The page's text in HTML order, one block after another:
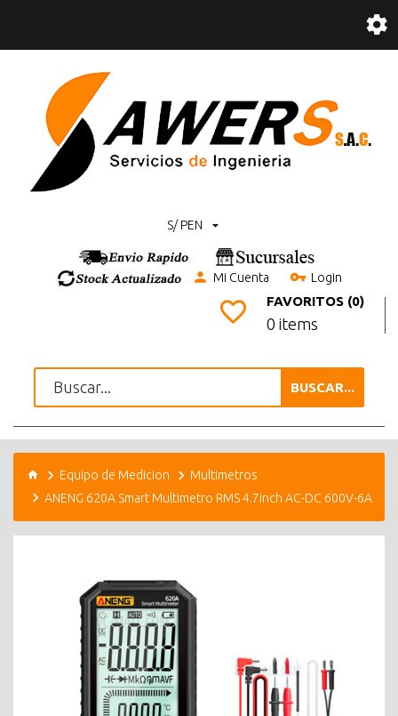
S/ PEN
Mi Cuenta Login
FAVORITOS (0)
0 items
BUSCAR...
Equipo de Medicion
Multimetros
ANENG 620A Smart Multimetro RMS 4.7inch AC-DC 600V-6A